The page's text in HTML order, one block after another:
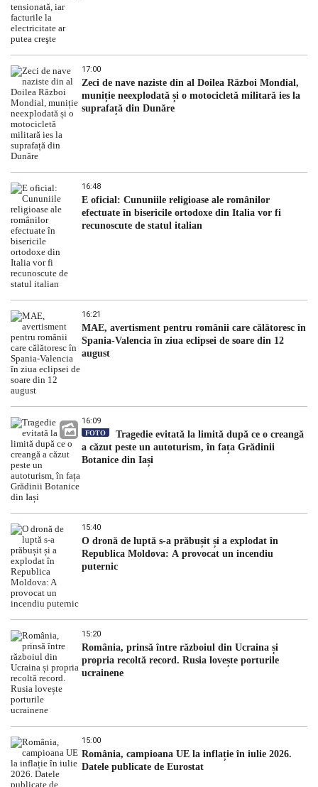
17:00
Zeci de nave naziste din al Doilea Război Mondial,
muniție neexplodată și o motocicletă militară ies la
suprafață din Dunăre
16:48
E oficial: Cununiile religioase ale românilor
efectuate în bisericile ortodoxe din Italia vor fi
recunoscute de statul italian
16:21
MAE, avertisment pentru românii care călătoresc în
Spania-Valencia în ziua eclipsei de soare din 12
august
16:09
FOTO
Tragedie evitată la limită după ce o creangă
a căzut peste un autoturism, în fața Grădinii
Botanice din Iași
15:40
O dronă de luptă s-a prăbușit și a explodat în
Republica Moldova: A provocat un incendiu
puternic
15:20
România, prinsă între războiul din Ucraina și
propria recoltă record. Rusia lovește porturile
ucrainene
15:00
România, campioana UE la inflație în iulie 2026.
Datele publicate de Eurostat